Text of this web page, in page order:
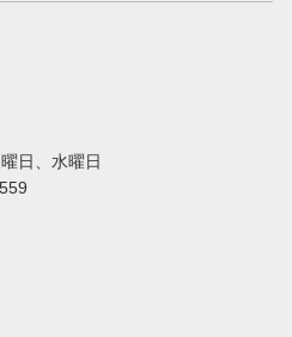
日、水曜日